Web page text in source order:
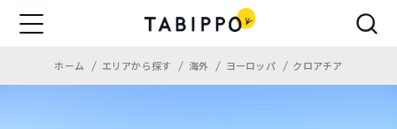
ホーム エリアから探す 海外 ヨーロッパ クロアチア